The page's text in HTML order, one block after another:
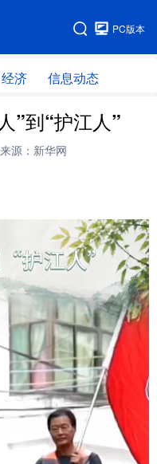
PC版本
经济 信息动态
”到“护江人”
来源：新华网